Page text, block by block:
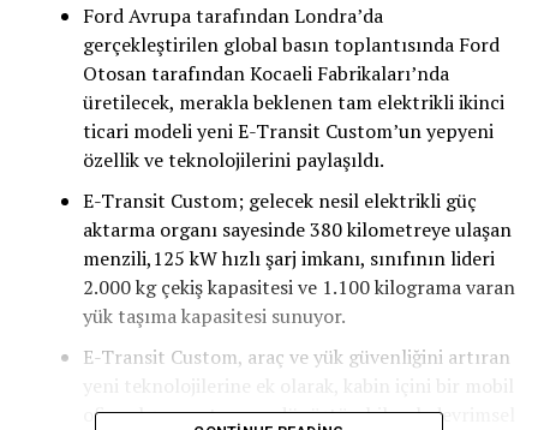
Ford Avrupa tarafından Londra’da
gerçekleştirilen global basın toplantısında Ford
Otosan tarafından Kocaeli Fabrikaları’nda
üretilecek, merakla beklenen tam elektrikli ikinci
ticari modeli yeni E-Transit Custom’un yepyeni
özellik ve teknolojilerini paylaşıldı.
E-Transit Custom; gelecek nesil elektrikli güç
aktarma organı sayesinde 380 kilometreye ulaşan
menzili,125 kW hızlı şarj imkanı, sınıfının lideri
2.000 kg çekiş kapasitesi ve 1.100 kilograma varan
yük taşıma kapasitesi sunuyor.
E-Transit Custom, araç ve yük güvenliğini artıran
yeni teknolojilerine ek olarak, kabin içini bir mobil
ofis çalışma ortamına dönüştürebilecek devrimsel